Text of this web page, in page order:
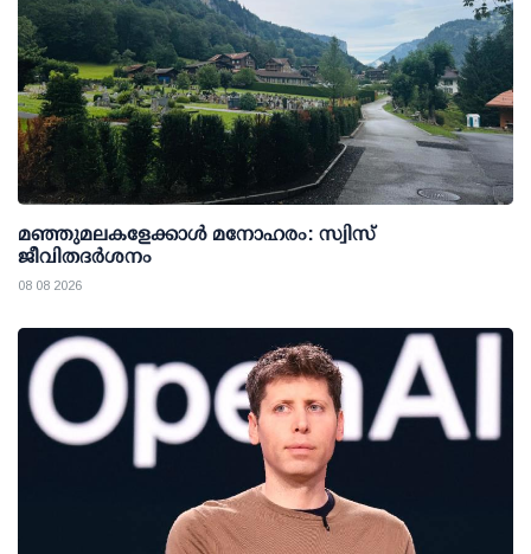
മഞ്ഞുമലകളേക്കാൾ മനോഹരം: സ്വിസ്
ജീവിതദർശനം
08 08 2026